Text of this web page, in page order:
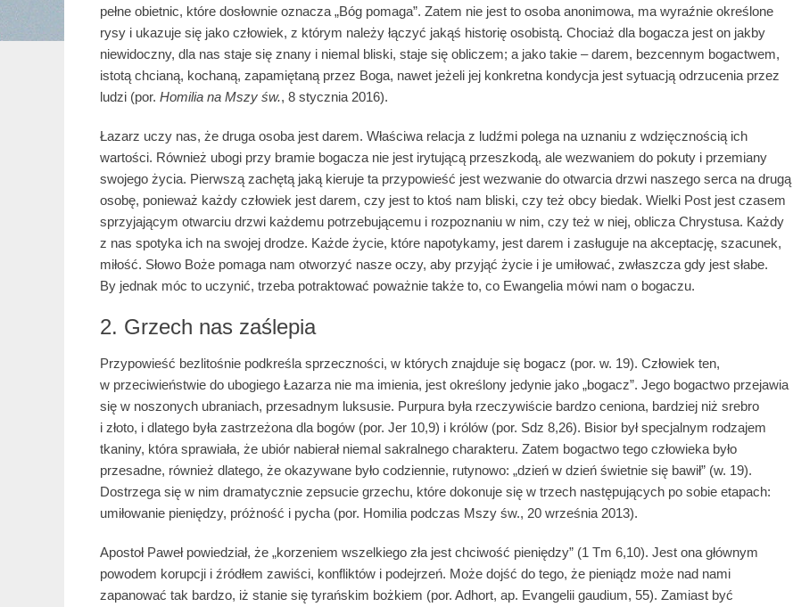
pełne obietnic, które dosłownie oznacza „Bóg pomaga”. Zatem nie jest to osoba anonimowa, ma wyraźnie określone
rysy i ukazuje się jako człowiek, z którym należy łączyć jakąś historię osobistą. Chociaż dla bogacza jest on jakby
niewidoczny, dla nas staje się znany i niemal bliski, staje się obliczem; a jako takie – darem, bezcennym bogactwem,
istotą chcianą, kochaną, zapamiętaną przez Boga, nawet jeżeli jej konkretna kondycja jest sytuacją odrzucenia przez
ludzi (por. Homilia na Mszy św., 8 stycznia 2016).
Łazarz uczy nas, że druga osoba jest darem. Właściwa relacja z ludźmi polega na uznaniu z wdzięcznością ich
wartości. Również ubogi przy bramie bogacza nie jest irytującą przeszkodą, ale wezwaniem do pokuty i przemiany
swojego życia. Pierwszą zachętą jaką kieruje ta przypowieść jest wezwanie do otwarcia drzwi naszego serca na drugą
osobę, ponieważ każdy człowiek jest darem, czy jest to ktoś nam bliski, czy też obcy biedak. Wielki Post jest czasem
sprzyjającym otwarciu drzwi każdemu potrzebującemu i rozpoznaniu w nim, czy też w niej, oblicza Chrystusa. Każdy
z nas spotyka ich na swojej drodze. Każde życie, które napotykamy, jest darem i zasługuje na akceptację, szacunek,
miłość. Słowo Boże pomaga nam otworzyć nasze oczy, aby przyjąć życie i je umiłować, zwłaszcza gdy jest słabe.
By jednak móc to uczynić, trzeba potraktować poważnie także to, co Ewangelia mówi nam o bogaczu.
2. Grzech nas zaślepia
Przypowieść bezlitośnie podkreśla sprzeczności, w których znajduje się bogacz (por. w. 19). Człowiek ten,
w przeciwieństwie do ubogiego Łazarza nie ma imienia, jest określony jedynie jako „bogacz”. Jego bogactwo przejawia
się w noszonych ubraniach, przesadnym luksusie. Purpura była rzeczywiście bardzo ceniona, bardziej niż srebro
i złoto, i dlatego była zastrzeżona dla bogów (por. Jer 10,9) i królów (por. Sdz 8,26). Bisior był specjalnym rodzajem
tkaniny, która sprawiała, że ubiór nabierał niemal sakralnego charakteru. Zatem bogactwo tego człowieka było
przesadne, również dlatego, że okazywane było codziennie, rutynowo: „dzień w dzień świetnie się bawił” (w. 19).
Dostrzega się w nim dramatycznie zepsucie grzechu, które dokonuje się w trzech następujących po sobie etapach:
umiłowanie pieniędzy, próżność i pycha (por. Homilia podczas Mszy św., 20 września 2013).
Apostoł Paweł powiedział, że „korzeniem wszelkiego zła jest chciwość pieniędzy” (1 Tm 6,10). Jest ona głównym
powodem korupcji i źródłem zawiści, konfliktów i podejrzeń. Może dojść do tego, że pieniądz może nad nami
zapanować tak bardzo, iż stanie się tyrańskim bożkiem (por. Adhort, ap. Evangelii gaudium, 55). Zamiast być